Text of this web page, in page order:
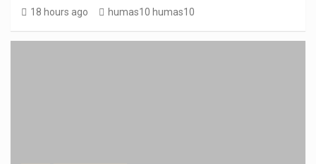
18 hours ago humas10 humas10